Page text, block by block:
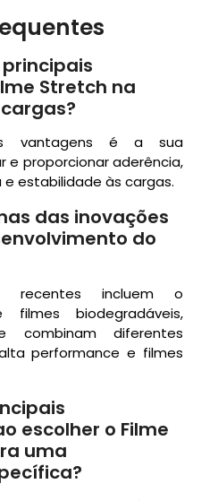
Stretch na
vantagens é a sua
e proporcionar aderência,
estabilidade às cargas.
das inovações
do
recentes incluem o
filmes biodegradáveis,
combinam diferentes
performance e filmes
escolher o Filme
uma